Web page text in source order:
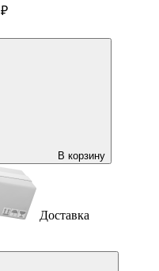
₽
В корзину
Доставка